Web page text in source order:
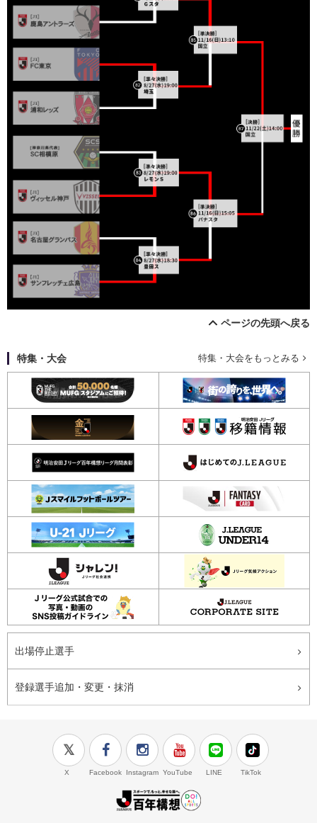
ページの先頭へ戻る
特集・大会 特集・大会をもっとみる
出場停止選手
登録選手追加・変更・抹消
X Facebook Instagram YouTube LINE TikTok